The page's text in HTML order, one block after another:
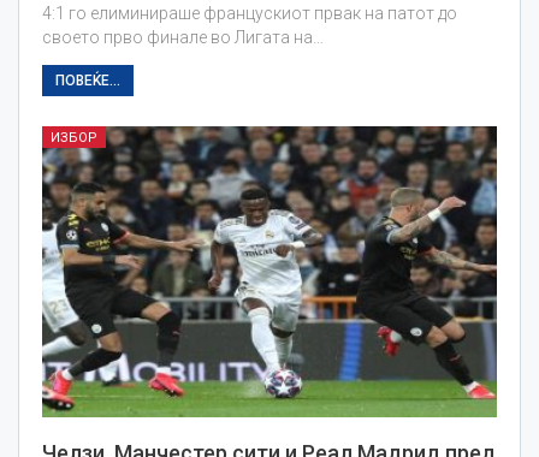
4:1 го елиминираше францускиот првак на патот до
своето прво финале во Лигата на…
ПОВЕЌЕ...
ИЗБОР